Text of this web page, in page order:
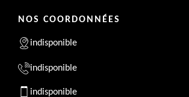
NOS COORDONNÉES
indisponible
indisponible
indisponible